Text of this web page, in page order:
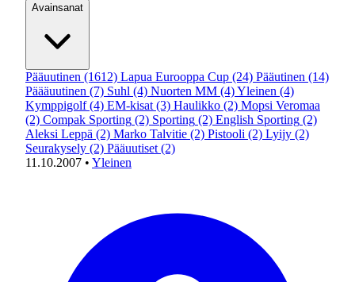
Avainsanat
Pääuutinen (1612) Lapua Eurooppa Cup (24) Pääutinen (14)
Päääuutinen (7) Suhl (4) Nuorten MM (4)Yleinen (4)
Kymppigolf (4) EM-kisat (3) Haulikko (2) Mopsi Veromaa
(2) Compak Sporting (2) Sporting (2) English Sporting (2)
Aleksi Leppä (2) Marko Talvitie (2) Pistooli (2) Lyijy (2)
Seurakysely (2) Pääuutiset (2)
11.10.2007 • Yleinen